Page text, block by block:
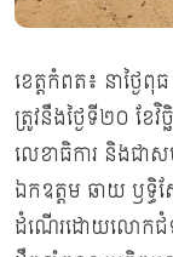
ខេត្តកំពត៖ នាថ្ង
ត្រូវនឹងថ្ងៃទី២០ ខែ
លេខាធិការ និងជា
ឯកឧត្តម ឆាយ ឫទ្ធិ
ដំណើរដោយលោកជំទា